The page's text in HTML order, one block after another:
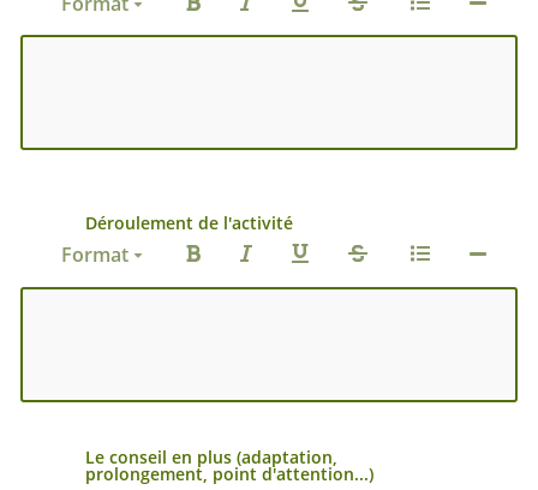
Déroulement de l'activité
Format
Le conseil en plus (adaptation,
prolongement, point d'attention...)